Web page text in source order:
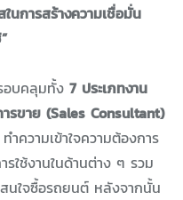
นการสร้างความเชื่อมั่น
อบคลุมทั้ง 7 ประเภทงาน
รขาย (Sales Consultant)
ความเข้าใจความต้องการ
รใช้งานในด้านต่าง ๆ รวม
นใจซื้อรถยนต์ หลังจากนั้น